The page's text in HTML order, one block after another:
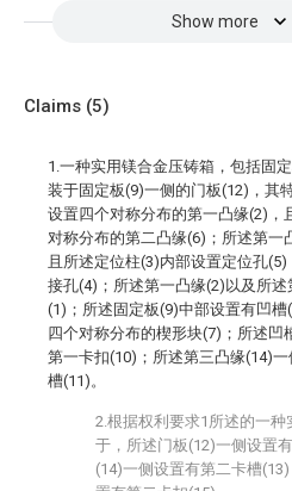
Show more
Claims (5)
1.一种实用镁合金压铸箱，包括固
装于固定板(9)一侧的门板(12)，其
设置四个对称分布的第一凸缘(2)，
对称分布的第二凸缘(6)；所述第一
且所述定位柱(3)内部设置定位孔
接孔(4)；所述第一凸缘(2)以及所
(1)；所述固定板(9)中部设置有凹
四个对称分布的楔形块(7)；所述凹
第一卡扣(10)；所述第三凸缘(14)
槽(11)。
2.根据权利要求1所述的一
于，所述门板(12)一侧设置
(14)一侧设置有第二卡槽